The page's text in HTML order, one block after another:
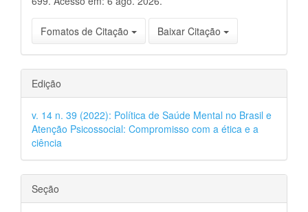
Fomatos de Citação Baixar Citação
Edição
v. 14 n. 39 (2022): Política de Saúde Mental no Brasil e
Atenção Psicossocial: Compromisso com a ética e a
ciência
Seção